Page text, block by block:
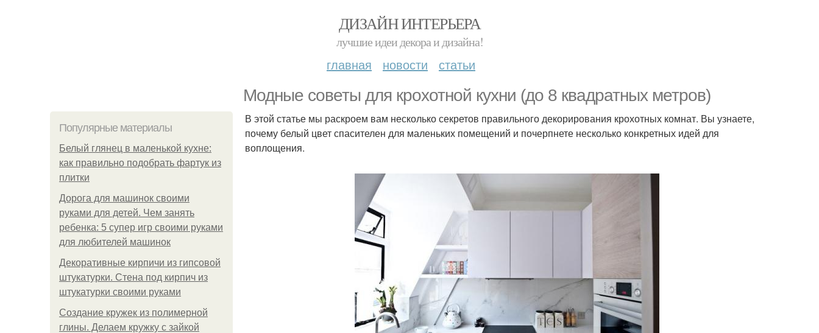
ДИЗАЙН ИНТЕРЬЕРА
лучшие идеи декора и дизайна!
главная новости статьи
Модные советы для крохотной кухни (до 8 квадратных метров)
Популярные материалы
Белый глянец в маленькой кухне:
как правильно подобрать фартук из
плитки
Дорога для машинок своими
руками для детей. Чем занять
ребенка: 5 супер игр своими руками
для любителей машинок
Декоративные кирпичи из гипсовой
штукатурки. Стена под кирпич из
штукатурки своими руками
Создание кружек из полимерной
глины. Делаем кружку с зайкой
В этой статье мы раскроем вам несколько секретов правильного декорирования крохотных комнат. Вы узнаете,
почему белый цвет спасителен для маленьких помещений и почерпнете несколько конкретных идей для
воплощения.